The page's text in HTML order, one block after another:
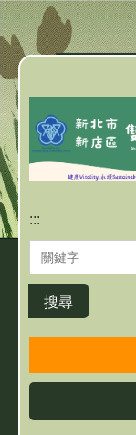
跳
到
主
要
內
容
區
:::
搜尋